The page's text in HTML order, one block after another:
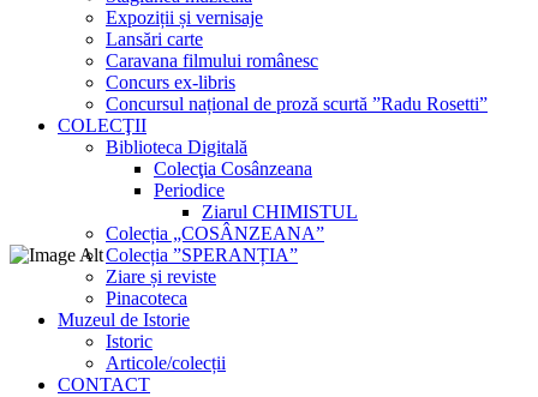
Expoziții și vernisaje
Lansări carte
Caravana filmului românesc
Concurs ex-libris
Concursul național de proză scurtă ”Radu Rosetti”
COLECŢII
Biblioteca Digitală
Colecţia Cosânzeana
Periodice
Ziarul CHIMISTUL
Colecția „COSÂNZEANA”
Colecția ”SPERANȚIA”
Ziare și reviste
Pinacoteca
Muzeul de Istorie
Istoric
Articole/colecții
CONTACT